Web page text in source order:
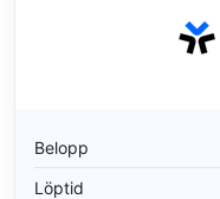
Belopp
Löptid